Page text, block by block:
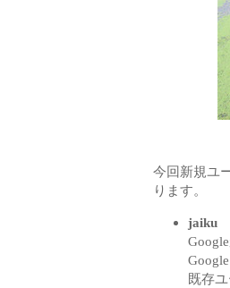
今回新規ユ
ります。
jaiku
既存